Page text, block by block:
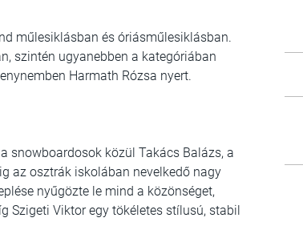
műlesiklásban és óriásműlesiklásban.
szintén ugyanebben a kategóriában
Harmath Rózsa nyert.
snowboardosok közül Takács Balázs, a
az osztrák iskolában nevelkedő nagy
nyűgözte le mind a közönséget,
Szigeti Viktor egy tökéletes stílusú, stabil